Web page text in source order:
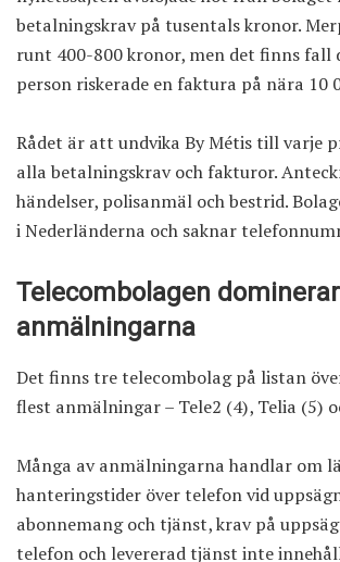
betalningskrav på tusentals kronor.
runt 400-800 kronor, men det finns fall
person riskerade en faktura på nära 10
Rådet är att undvika By Métis till varje
alla betalningskrav och fakturor.
händelser, polisanmäl och bestrid.
i Nederländerna och saknar
Telecombolagen dominerar
anmälningarna
Det finns tre telecombolag på listan
flest anmälningar – Tele2 (4), Telia (5)
Många av anmälningarna handlar om
hanteringstider över telefon vid
abonnemang och tjänst, krav på
telefon och levererad tjänst inte